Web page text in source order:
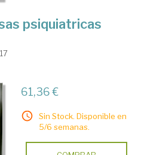
psiquiatricas
61,36 €
Sin Stock. Disponible en
5/6 semanas.